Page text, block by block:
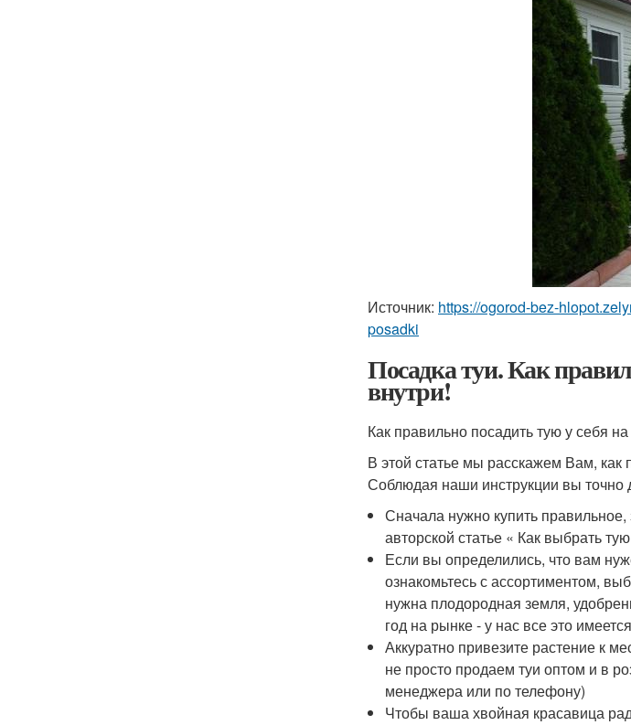
Источник: https://ogorod-bez-
posadki
Посадка туи. Как
внутри!
Как правильно посадить тую у себя
В этой статье мы расскажем Вам, как
Соблюдая наши инструкции вы точно
Сначала нужно купить
авторской статье « Как выбрать
Если вы определились, что вам
ознакомьтесь с ассортиментом,
нужна плодородная земля,
год на рынке - у нас все это
Аккуратно привезите растение к
не просто продаем туи оптом и в
менеджера или по телефону)
Чтобы ваша хвойная красавица